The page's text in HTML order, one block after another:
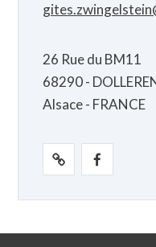
26 Rue du BM11
68290 -
Alsace - FRANCE